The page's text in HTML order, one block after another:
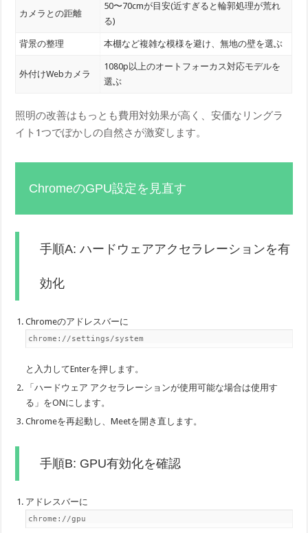
カメラとの距離
50〜70cmが目安(近すぎると輪郭処理が荒れ
る)
背景の整理 本棚など複雑な模様を避け、無地の壁を選ぶ
外付けWebカメラ
1080p以上のオートフォーカス対応モデルを
選ぶ
照明の改善はもっとも費用対効果が高く、安価なリングラ
イト1つでぼかしの自然さが激変します。
ChromeのGPU設定を見直す
手順A: ハードウェアアクセラレーションを有
効化
Chromeのアドレスバーに
chrome://settings/system
と入力してEnterを押します。
「ハードウェア アクセラレーションが使用可能な場合は使用す
る」をONにします。
Chromeを再起動し、Meetを開き直します。
手順B: GPU有効化を確認
アドレスバーに
chrome://gpu